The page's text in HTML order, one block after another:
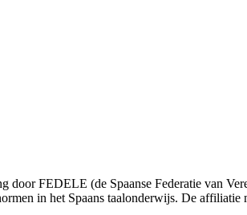
door FEDELE (de Spaanse Federatie van
in het Spaans taalonderwijs. De